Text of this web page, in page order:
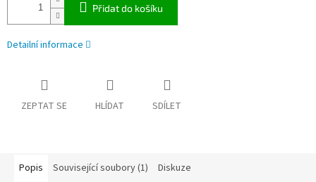
Přidat do košíku
Detailní informace
ZEPTAT SE HLÍDAT SDÍLET
Popis Související soubory (1) Diskuze